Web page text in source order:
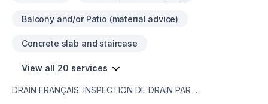
Balcony and/or Patio (material advice)
Concrete slab and staircase
View all 20 services
DRAIN FRANÇAIS. INSPECTION DE DRAIN PAR